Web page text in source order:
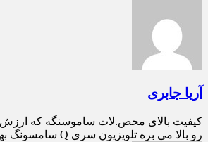
آریا جابری
کیفیت بالای محص.لات ساموسنگه که ارزش
رو بالا می بره تلویزیون سری Q سامسونگ بهترینن